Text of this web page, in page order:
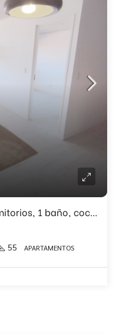
Apartamento con 2 dormitorios, 1 baño, cochera a estrenar!!
55 APARTAMENTOS